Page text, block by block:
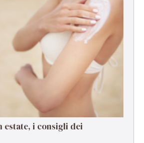
estate, i consigli dei